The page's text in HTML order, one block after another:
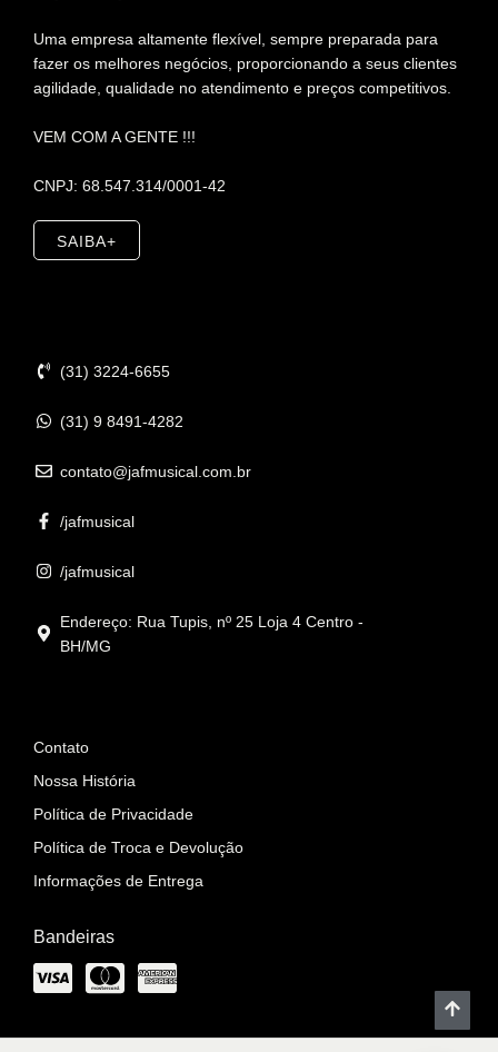
Uma empresa altamente flexível, sempre preparada para
fazer os melhores negócios, proporcionando a seus clientes
agilidade, qualidade no atendimento e preços competitivos.
VEM COM A GENTE !!!
CNPJ: 68.547.314/0001-42
SAIBA+
(31) 3224-6655
(31) 9 8491-4282
contato@jafmusical.com.br
/jafmusical
/jafmusical
Endereço: Rua Tupis, nº 25 Loja 4 Centro -
BH/MG
Contato
Nossa História
Política de Privacidade
Política de Troca e Devolução
Informações de Entrega
Bandeiras